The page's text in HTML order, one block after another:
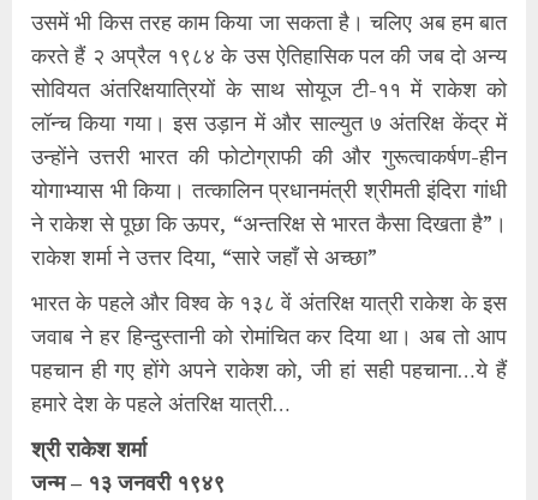
उसमें भी किस तरह काम किया जा सकता है। चलिए अब हम बात
करते हैं २ अप्रैल १९८४ के उस ऐतिहासिक पल की जब दो अन्य
सोवियत अंतरिक्षयात्रियों के साथ सोयूज टी-११ में राकेश को
लॉन्च किया गया। इस उड़ान में और साल्युत ७ अंतरिक्ष केंद्र में
उन्होंने उत्तरी भारत की फोटोग्राफी की और गुरूत्वाकर्षण-हीन
योगाभ्यास भी किया। तत्कालिन प्रधानमंत्री श्रीमती इंदिरा गांधी
ने राकेश से पूछा कि ऊपर, “अन्तरिक्ष से भारत कैसा दिखता है”।
राकेश शर्मा ने उत्तर दिया, “सारे जहाँ से अच्छा”
भारत के पहले और विश्व के १३८ वें अंतरिक्ष यात्री राकेश के इस
जवाब ने हर हिन्दुस्तानी को रोमांचित कर दिया था। अब तो आप
पहचान ही गए होंगे अपने राकेश को, जी हां सही पहचाना…ये हैं
हमारे देश के पहले अंतरिक्ष यात्री…
श्री राकेश शर्मा
जन्म – १३ जनवरी १९४९